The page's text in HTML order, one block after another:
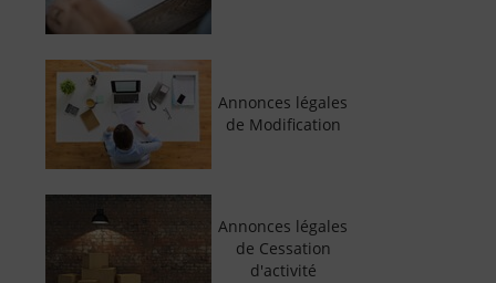
Annonces légales
de Modification
Annonces légales
de Cessation
d'activité